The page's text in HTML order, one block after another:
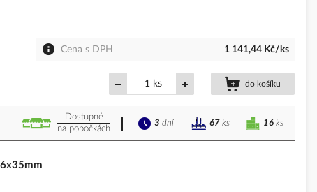
Cena s DPH 1 141,44 Kč/ks
ks do košíku
Dostupné
na pobočkách
16 ks
3 dní 67 ks